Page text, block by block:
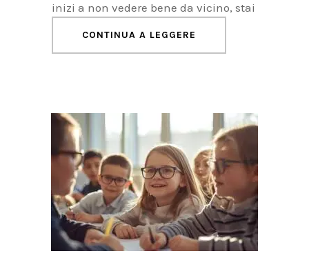
inizi a non vedere bene da vicino, stai
CONTINUA A LEGGERE